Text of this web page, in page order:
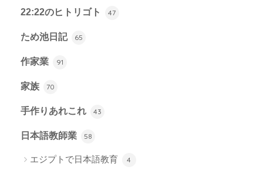
22:22のヒトリゴト 47
ため池日記 65
作家業 91
家族 70
手作りあれこれ 43
日本語教師業 58
エジプトで日本語教育 4